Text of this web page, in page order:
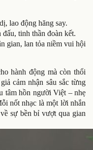
lao động hăng say.
tinh thần đoàn kết.
gian, lan tỏa niềm vui hội
hành động mà còn thổi
cảm nhận sâu sắc từng
tâm hồn người Việt – nhẹ
nốt nhạc là một lời nhắn
sự bền bỉ vượt qua gian